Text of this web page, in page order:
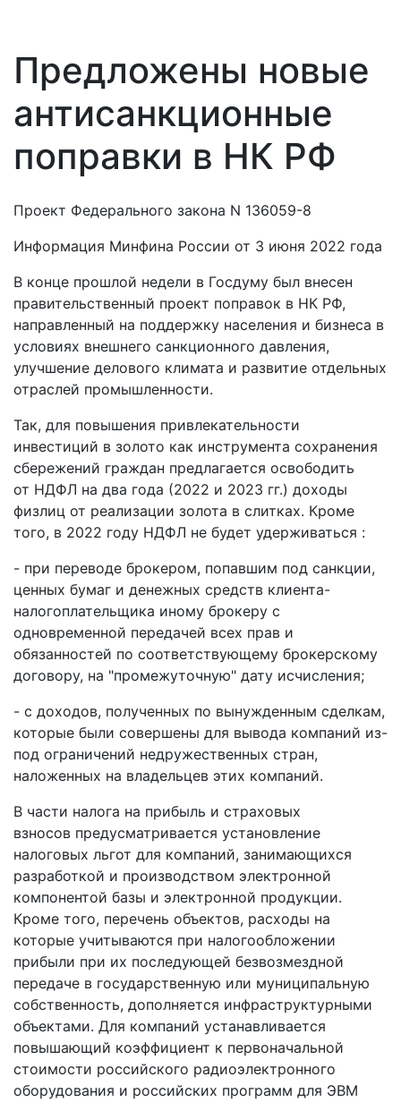
Предложены новые
антисанкционные
поправки в НК РФ
Проект Федерального закона N 136059-8
Информация Минфина России от 3 июня 2022 года
В конце прошлой недели в Госдуму был внесен
правительственный проект поправок в НК РФ,
направленный на поддержку населения и бизнеса в
условиях внешнего санкционного давления,
улучшение делового климата и развитие отдельных
отраслей промышленности.
Так, для повышения привлекательности
инвестиций в золото как инструмента сохранения
сбережений граждан предлагается освободить
от НДФЛ на два года (2022 и 2023 гг.) доходы
физлиц от реализации золота в слитках. Кроме
того, в 2022 году НДФЛ не будет удерживаться :
- при переводе брокером, попавшим под санкции,
ценных бумаг и денежных средств клиента-
налогоплательщика иному брокеру с
одновременной передачей всех прав и
обязанностей по соответствующему брокерскому
договору, на "промежуточную" дату исчисления;
- с доходов, полученных по вынужденным сделкам,
которые были совершены для вывода компаний из-
под ограничений недружественных стран,
наложенных на владельцев этих компаний.
В части налога на прибыль и страховых
взносов предусматривается установление
налоговых льгот для компаний, занимающихся
разработкой и производством электронной
компонентой базы и электронной продукции.
Кроме того, перечень объектов, расходы на
которые учитываются при налогообложении
прибыли при их последующей безвозмездной
передаче в государственную или муниципальную
собственность, дополняется инфраструктурными
объектами. Для компаний устанавливается
повышающий коэффициент к первоначальной
стоимости российского радиоэлектронного
оборудования и российских программ для ЭВМ